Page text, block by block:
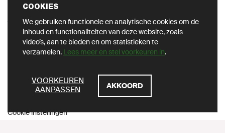
COOKIES
We gebruiken functionele en analytische cookies om de
inhoud en functionaliteiten van deze website, zoals
video’s, aan te bieden en om statistieken te
verzamelen. Lees meer en stel voorkeuren in.
VOORKEUREN
AANPASSEN
AKKOORD
VOLG ONS OP SOCIAL
Cookie instellingen
ZOEKEN